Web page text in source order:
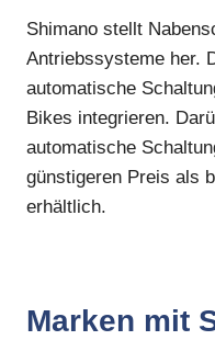
Shimano stellt
Antriebssysteme her.
automatische
Bikes integrieren.
automatische
günstigeren Preis als
erhältlich.
Marken mit